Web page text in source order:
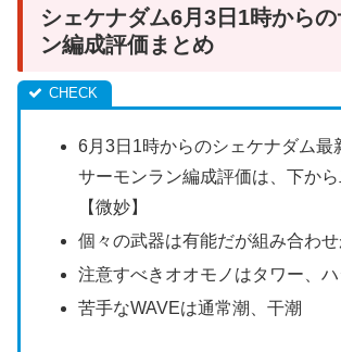
シェケナダム6月3日1時から
ン編成評価まとめ
6月3日1時からのシェケナダム最
サーモンラン編成評価は、下か
【微妙】
個々の武器は有能だが組み合わ
注意すべきオオモノはタワー、ハ
苦手なWAVEは通常潮、干潮